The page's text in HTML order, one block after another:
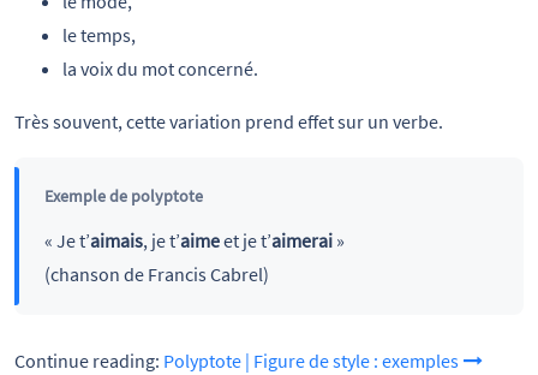
le temps,
la voix du mot concerné.
Très souvent, cette variation prend effet sur un verbe.
Exemple de polyptote
« Je t’aimais, je t’aimeet je t’aimerai »
(chanson de Francis Cabrel)
Continue reading: Polyptote | Figure de style : exemples